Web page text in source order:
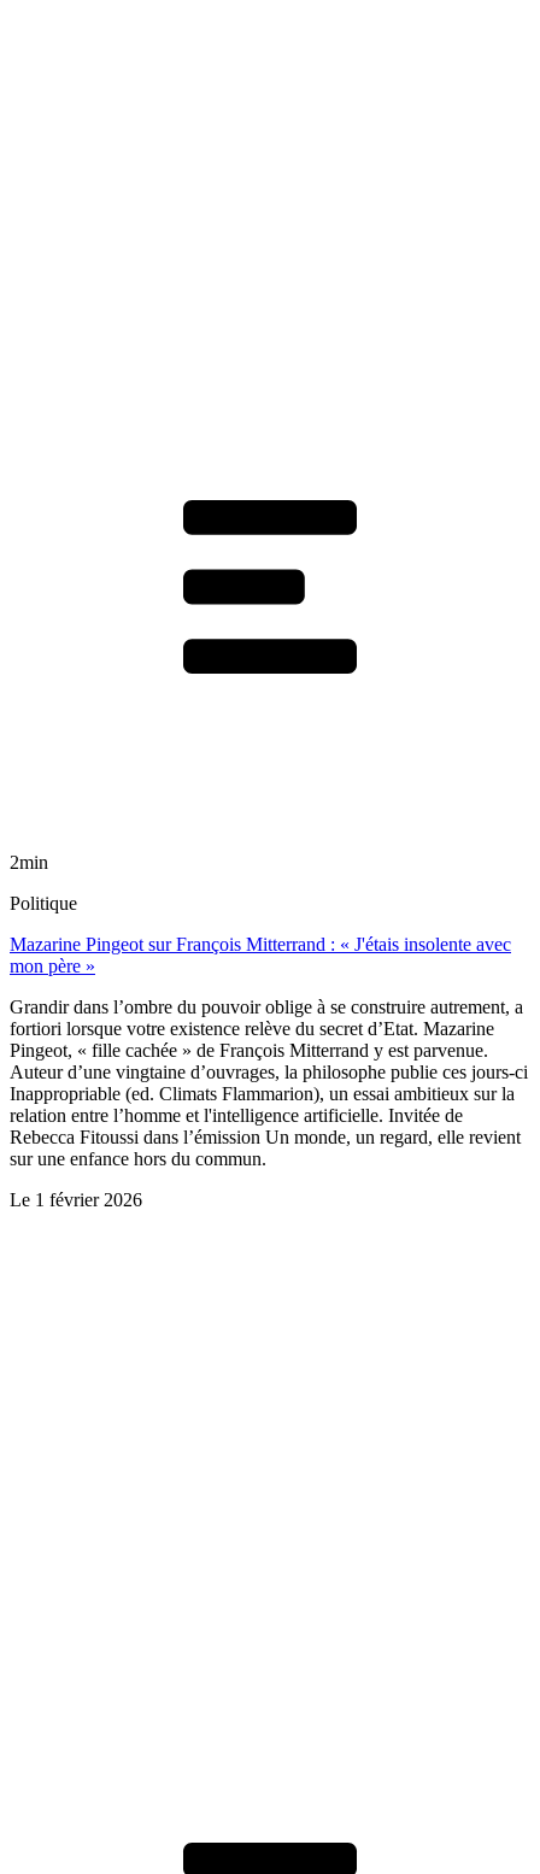
2min
Politique
Mazarine Pingeot sur François Mitterrand : « J'étais insolente avec
mon père »
Grandir dans l’ombre du pouvoir oblige à se construire autrement, a
fortiori lorsque votre existence relève du secret d’Etat. Mazarine
Pingeot, « fille cachée » de François Mitterrand y est parvenue.
Auteur d’une vingtaine d’ouvrages, la philosophe publie ces jours-ci
Inappropriable (ed. Climats Flammarion), un essai ambitieux sur la
relation entre l’homme et l'intelligence artificielle. Invitée de
Rebecca Fitoussi dans l’émission Un monde, un regard, elle revient
sur une enfance hors du commun.
Le 1 février 2026